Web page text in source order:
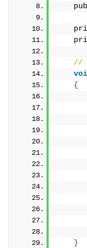
//
{
}